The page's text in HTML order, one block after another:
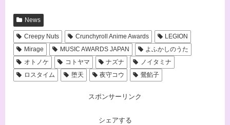
News
Creepy Nuts Crunchyroll Anime Awards
LEGION
Mirage
MUSIC AWARDS JAPAN
よふかしのうた
オトノケ
コトヤマ ナズナ
ノイタミナ
ロスタイム
堕天 夜守コウ 鶯餡子
スポンサーリンク
シェアする